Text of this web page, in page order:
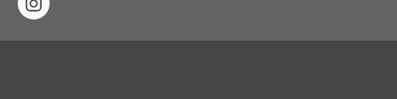
instagram